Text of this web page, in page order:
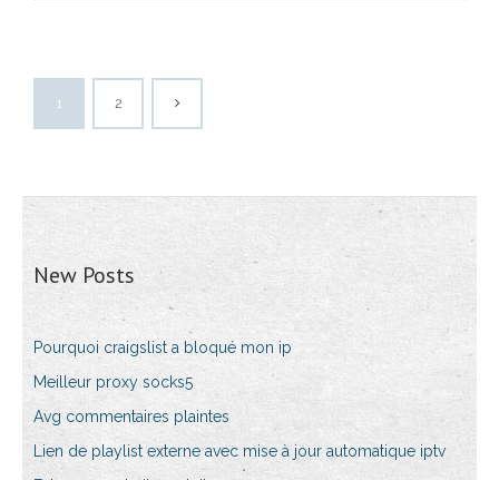
1 2
New Posts
Pourquoi craigslist a bloqué mon ip
Meilleur proxy socks5
Avg commentaires plaintes
Lien de playlist externe avec mise à jour automatique iptv